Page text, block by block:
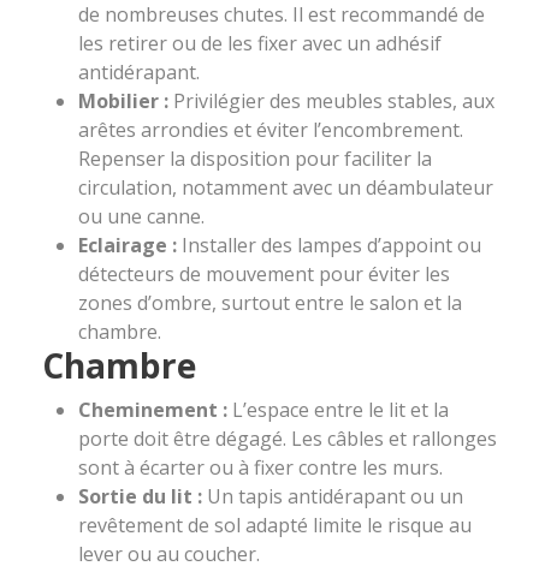
de nombreuses chutes. Il est recommandé de
les retirer ou de les fixer avec un adhésif
antidérapant.
Mobilier : Privilégier des meubles stables, aux
arêtes arrondies et éviter l’encombrement.
Repenser la disposition pour faciliter la
circulation, notamment avec un déambulateur
ou une canne.
Eclairage : Installer des lampes d’appoint ou
détecteurs de mouvement pour éviter les
zones d’ombre, surtout entre le salon et la
chambre.
Chambre
Cheminement : L’espace entre le lit et la
porte doit être dégagé. Les câbles et rallonges
sont à écarter ou à fixer contre les murs.
Sortie du lit : Un tapis antidérapant ou un
revêtement de sol adapté limite le risque au
lever ou au coucher.